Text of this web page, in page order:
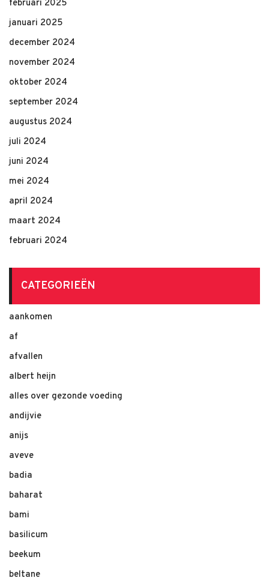
februari 2025
januari 2025
december 2024
november 2024
oktober 2024
september 2024
augustus 2024
juli 2024
juni 2024
mei 2024
april 2024
maart 2024
februari 2024
CATEGORIEËN
aankomen
af
afvallen
albert heijn
alles over gezonde voeding
andijvie
anijs
aveve
badia
baharat
bami
basilicum
beekum
beltane